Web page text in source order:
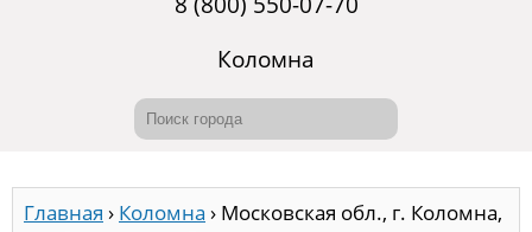
Коломна
Главная › Коломна › Московская обл., г. Коломна,